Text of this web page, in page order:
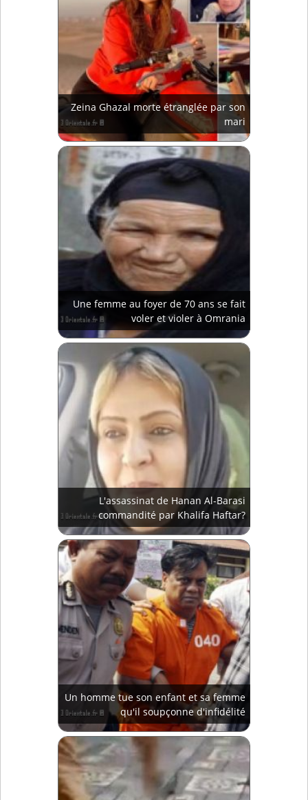
Zeina Ghazal morte étranglée par son
mari
Une femme au foyer de 70 ans se fait
voler et violer à Omrania
L'assassinat de Hanan Al-Barasi
commandité par Khalifa Haftar?
Un homme tue son enfant et sa femme
qu'il soupçonne d'infidélité